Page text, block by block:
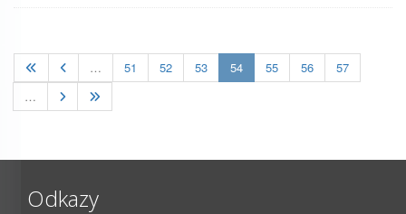
… 51 52 53 54(current)
55 56
57
…
Odkazy